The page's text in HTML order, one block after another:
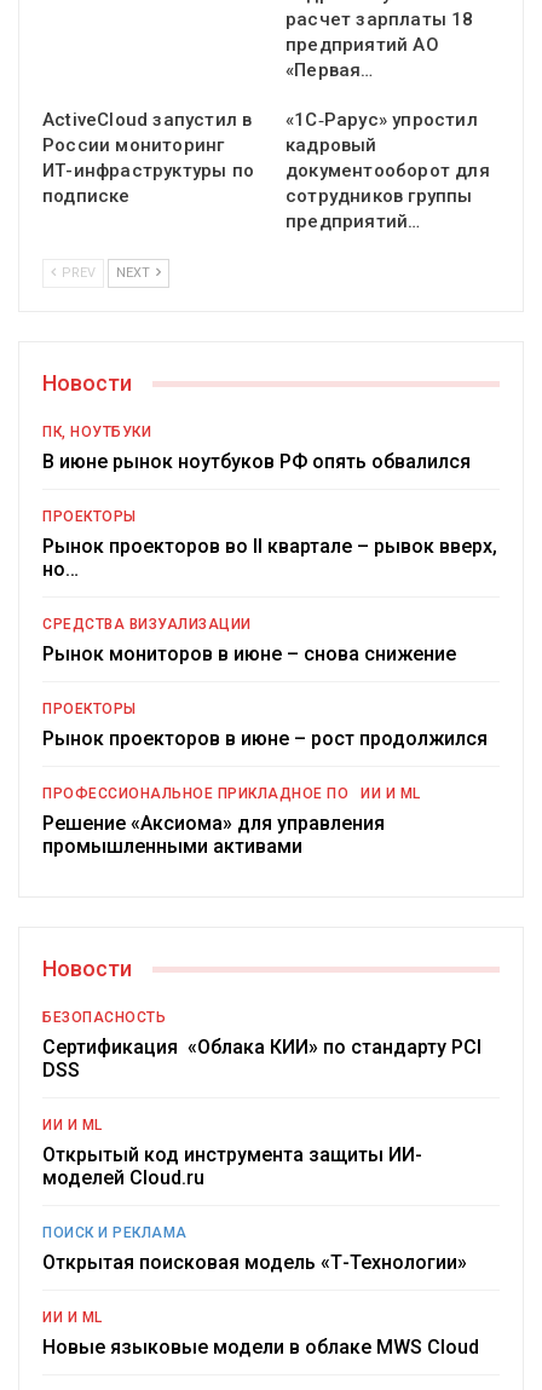
расчет зарплаты 18
предприятий АО
«Первая…
ActiveCloud запустил в
России мониторинг
ИТ-инфраструктуры по
подписке
«1С‑Рарус» упростил
кадровый
документооборот для
сотрудников группы
предприятий…
PREV NEXT
Новости
ПК, НОУТБУКИ
В июне рынок ноутбуков РФ опять обвалился
ПРОЕКТОРЫ
Рынок проекторов во II квартале – рывок вверх,
но…
СРЕДСТВА ВИЗУАЛИЗАЦИИ
Рынок мониторов в июне – снова снижение
ПРОЕКТОРЫ
Рынок проекторов в июне – рост продолжился
ПРОФЕССИОНАЛЬНОЕ ПРИКЛАДНОЕ ПО ИИ И ML
Решение «Аксиома» для управления
промышленными активами
Новости
БЕЗОПАСНОСТЬ
Сертификация «Облака КИИ» по стандарту PCI
DSS
ИИ И ML
Открытый код инструмента защиты ИИ-
моделей Cloud.ru
ПОИСК И РЕКЛАМА
Открытая поисковая модель «Т-Технологии»
ИИ И ML
Новые языковые модели в облаке MWS Cloud